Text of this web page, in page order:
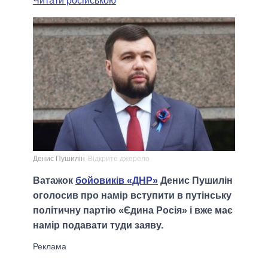
Денис Пушилін Відкрите джерело
Ватажок бойовиків «ДНР» Денис Пушилін
оголосив про намір вступити в путінську
політичну партію «Єдина Росія» і вже має
намір подавати туди заяву.